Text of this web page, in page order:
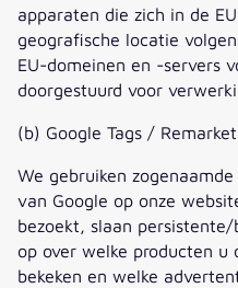
apparaten die zich in de
geografische locatie
EU-domeinen en -servers
doorgestuurd voor
(b) Google Tags /
We gebruiken
van Google op onze
bezoekt, slaan
op over welke producten u
bekeken en welke